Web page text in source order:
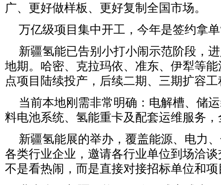
广、更好做样板、更好复制全国市场。
万亿级项目集中开工，今年是签约拿
新疆氢能已告别小打小闹示范阶段，
地期。哈密、克拉玛依、准东、伊犁等
点项目陆续投产，后续二期、三期扩容
当前本地刚需非常明确：电解槽、储
料电池系统、氢能重卡及配套运维服务
新疆氢能展的举办，覆盖能源、电力
各类行业企业，邀请各行业单位到场洽
不是看热闹，而是直接对接招标单位和